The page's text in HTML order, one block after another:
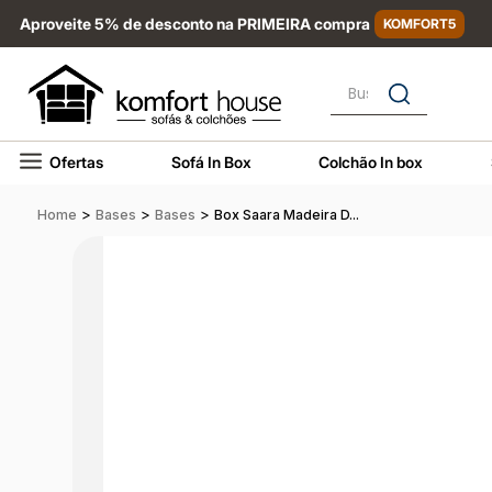
Aproveite 5% de desconto na PRIMEIRA compra KOMFORT5
Busque por nome,
Ofertas Sofá In Box Colchão In box
Home > Bases > Bases > Box Saara Madeira D...